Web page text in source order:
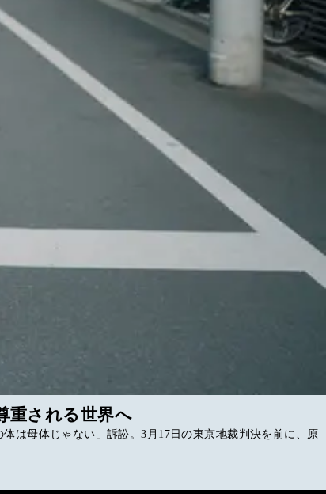
重される世界へ
は母体じゃない」訴訟。3月17日の東京地裁判決を前に、原